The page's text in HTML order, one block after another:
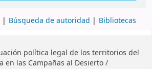
Búsqueda de autoridad Bibliotecas
política legal de los territorios del
en las Campañas al Desierto /